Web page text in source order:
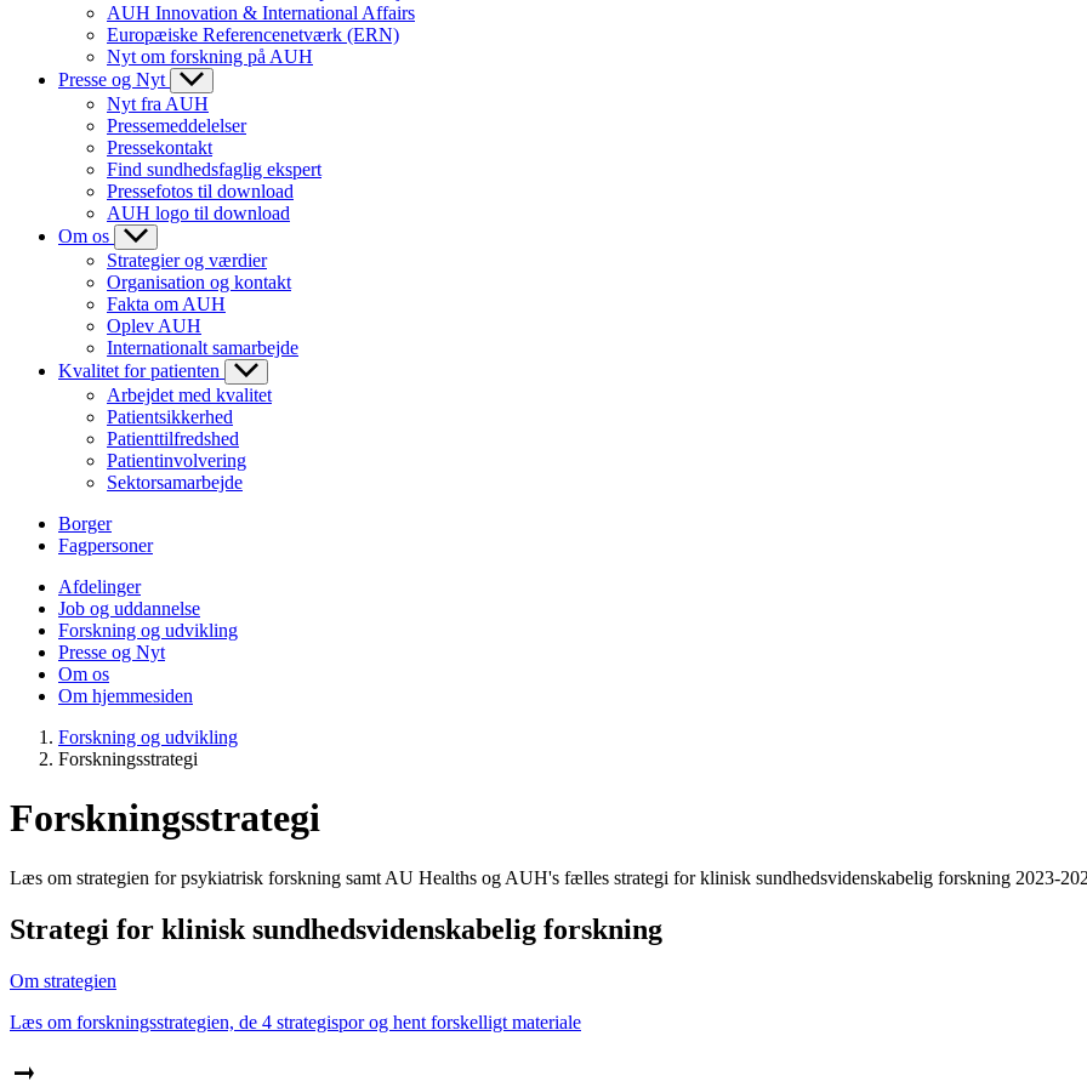
AUH Innovation & International Affairs
Europæiske Referencenetværk (ERN)
Nyt om forskning på AUH
Presse og Nyt
Nyt fra AUH
Pressemeddelelser
Pressekontakt
Find sundhedsfaglig ekspert
Pressefotos til download
AUH logo til download
Om os
Strategier og værdier
Organisation og kontakt
Fakta om AUH
Oplev AUH
Internationalt samarbejde
Kvalitet for patienten
Arbejdet med kvalitet
Patientsikkerhed
Patienttilfredshed
Patientinvolvering
Sektorsamarbejde
Borger
Fagpersoner
Afdelinger
Job og uddannelse
Forskning og udvikling
Presse og Nyt
Om os
Om hjemmesiden
Forskning og udvikling
Forskningsstrategi
Forskningsstrategi
Læs om strategien for psykiatrisk forskning samt AU Healths og AUH's fælles strategi for klinisk sundhedsvidenskabelig forskning 2023-
Strategi for klinisk sundhedsvidenskabelig forskning
Om strategien
Læs om forskningsstrategien, de 4 strategispor og hent forskelligt materiale